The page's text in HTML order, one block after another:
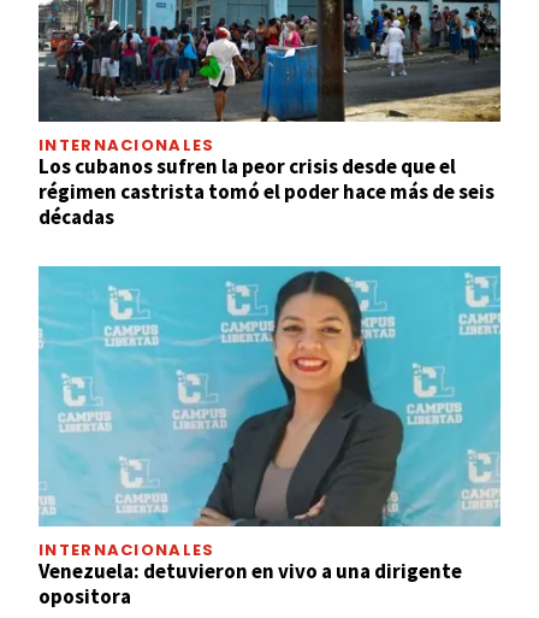
INTERNACIONALES
Los cubanos sufren la peor crisis desde que el
régimen castrista tomó el poder hace más de seis
décadas
INTERNACIONALES
Venezuela: detuvieron en vivo a una dirigente
opositora